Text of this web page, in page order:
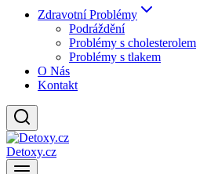
Zdravotní Problémy
Podráždění
Problémy s cholesterolem
Problémy s tlakem
O Nás
Kontakt
Detoxy.cz